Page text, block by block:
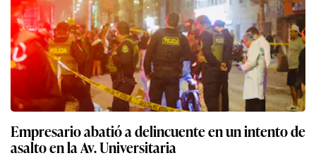
Empresario abatió a delincuente en un intento de
asalto en la Av. Universitaria